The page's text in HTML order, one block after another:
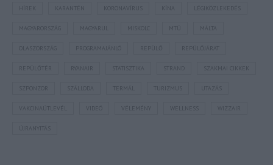
KARANTÉN
MTÜ MÁLTA
REPÜLŐJÁRAT
REPÜLŐTÉR STATISZTIKA STRAND
TERMÁL TURIZMUS UTAZÁS
VAKCINAÚTLEVÉL
ÚJRANYITÁS